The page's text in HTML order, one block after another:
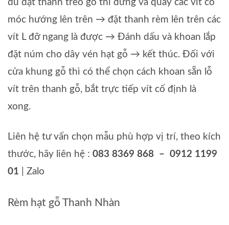
đủ đặt thanh treo gỗ thì dừng và quay các vít có
móc hướng lên trên → đặt thanh rèm lên trên các
vít L đỡ ngang là được → Đánh dấu và khoan lắp
đặt núm cho dây vén hạt gỗ → kết thúc. Đối với
cửa khung gỗ thì có thể chọn cách khoan sẵn lỗ
vít trên thanh gỗ, bắt trực tiếp vít cố định là
xong.
Liên hệ tư vấn chọn mẫu phù hợp vị trí, theo kích
thước, hãy liên hệ : 083 8369 868 – 0912 1199
01 | Zalo
Rèm hạt gỗ Thanh Nhàn